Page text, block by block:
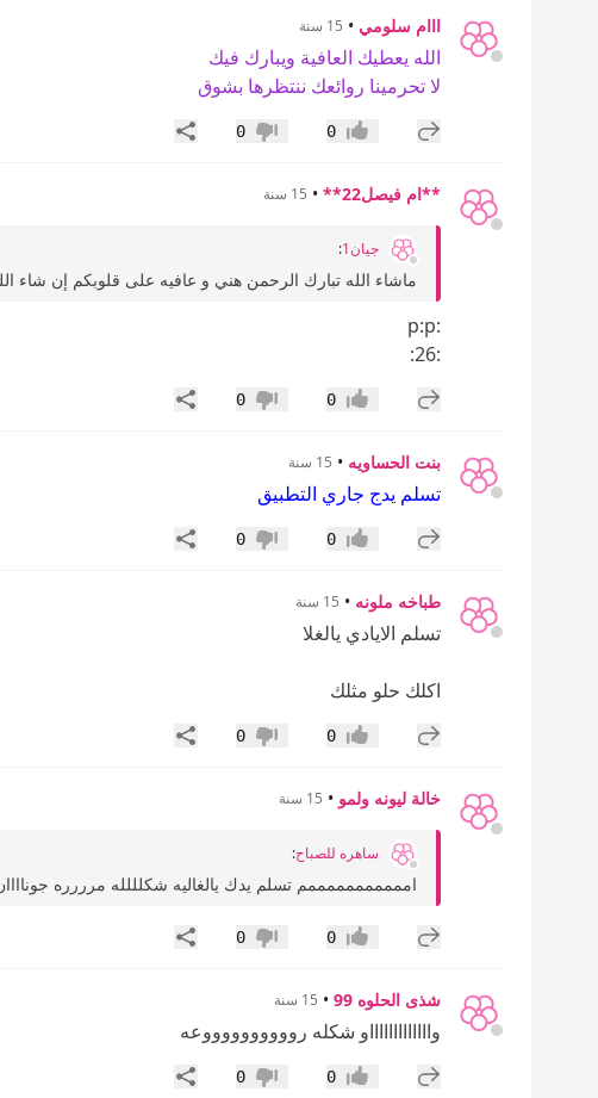
ااام سلومي • 15 سنة
الله يعطيك العافية ويبارك فيك
لا تحرمينا روائعك ننتظرها بشوق
إضافة رد جديد
إعجاب0 عدم إعجاب
0 مشاركة
**ام فيصل22** • 15 سنة
جيان1 :
ماشاء الله تبارك الرحمن هني و عافيه على قلوبكم إن شاء
:p:p
:26:
إضافة رد جديد
إعجاب0 عدم إعجاب
0 مشاركة
بنت الحساويه • 15 سنة
تسلم يدج جاري التطبيق
إضافة رد جديد
إعجاب0 عدم إعجاب
0 مشاركة
طباخه ملونه • 15 سنة
تسلم الايادي يالغلا
اكلك حلو مثلك
إضافة رد جديد
إعجاب0 عدم إعجاب
0 مشاركة
خالة ليونه ولمو • 15 سنة
ساهره للصباح:
امممممممممممم تسلم يدك يالغاليه شكلللله مرررره
إضافة رد جديد
إعجاب0 عدم إعجاب
0 مشاركة
شذى الحلوه 99 • 15 سنة
واااااااااااااو شكله رووووووووووعه
إضافة رد جديد
إعجاب0 عدم إعجاب
0 مشاركة